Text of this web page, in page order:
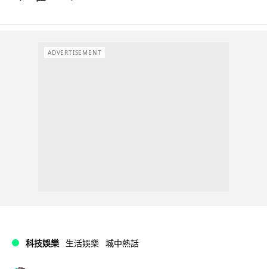
ADVERTISEMENT
科技娛樂 生活娛樂 城中熱話